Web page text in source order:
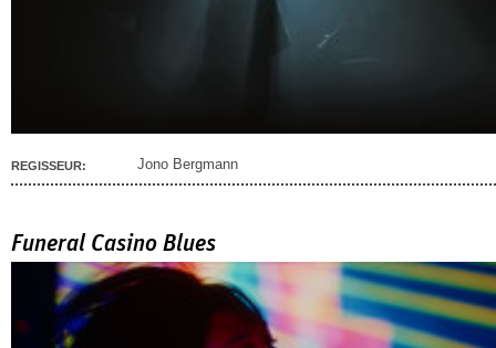
REGISSEUR: Jono Bergmann
Funeral Casino Blues